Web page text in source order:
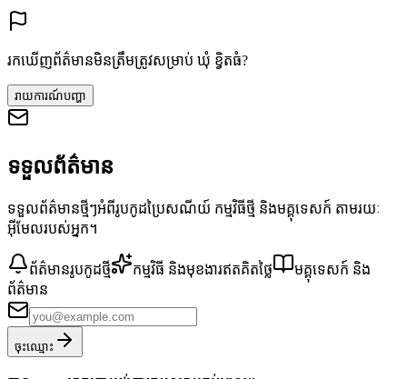
រកឃើញព័ត៌មានមិនត្រឹមត្រូវសម្រាប់ ឃុំ ខ្វិតធំ?
រាយការណ៍បញ្ហា
ទទួលព័ត៌មាន
ទទួលព័ត៌មានថ្មីៗអំពីរូបកូដប្រៃសណីយ៍ កម្មវិធីថ្មី និងមគ្គុទេសក៍ តាមរយៈ
អ៊ីមែលរបស់អ្នក។
ព័ត៌មានរូបកូដថ្មី កម្មវិធី និងមុខងារឥតគិតថ្លៃ
មគ្គុទេសក៍ និង
ព័ត៌មាន
ចុះឈ្មោះ